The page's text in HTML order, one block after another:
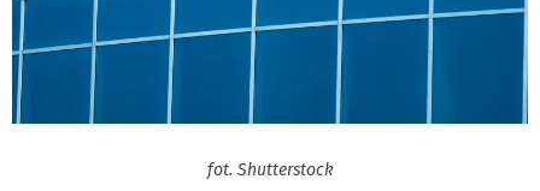
fot. Shutterstock